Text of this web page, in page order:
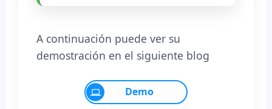
A continuación puede ver su
demostración en el siguiente blog
Demo